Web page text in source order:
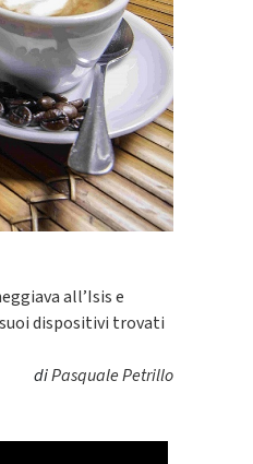
all’Isis e
dispositivi trovati
diPasquale Petrillo